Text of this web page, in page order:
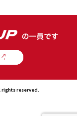
rights reserved.